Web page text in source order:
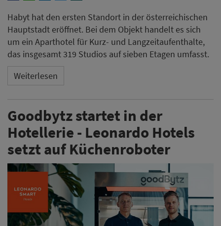
Habyt hat den ersten Standort in der österreichischen
Hauptstadt eröffnet. Bei dem Objekt handelt es sich
um ein Aparthotel für Kurz- und Langzeitaufenthalte,
das insgesamt 319 Studios auf sieben Etagen umfasst.
Weiterlesen
Goodbytz startet in der
Hotellerie - Leonardo Hotels
setzt auf Küchenroboter